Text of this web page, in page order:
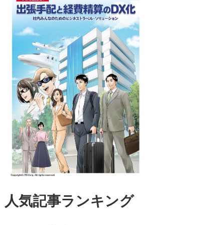
人気記事ランキング